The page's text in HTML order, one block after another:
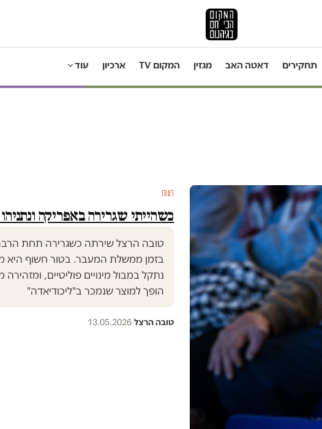
תחקירים דאטה האב מגזין המקום TV ארכיון עוד
דעות
כשהייתי שגרירה באפריקה
טובה הרצל שירתה כשגרירה תחת
בזמן ממשלת המעבר. בטור חשוף היא
נתקל במבול מינויים פוליטיים,
הופך למוצר שנמכר ב"ליכודיאדה"
טובה הרצל·
13.05.2026